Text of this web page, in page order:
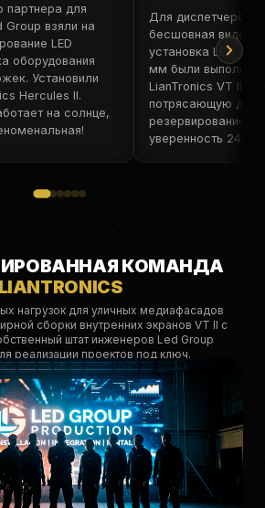
партнера для
взяли на
LED
оборудования
Установили
Hercules II.
на солнце,
Для
бесшовная
установка LED
мм были
LianTronics VT II
потрясающую
резервирование
уверенность 24/7.
КОМАНДА
LIANTRONICS
нагрузок для уличных медиафасадов
сборки внутренних экранов VT II с
штат инженеров Led Group
реализации проектов под ключ.